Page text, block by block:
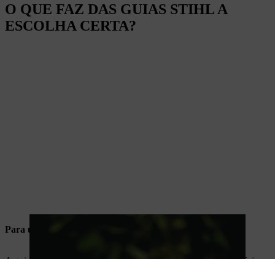
O QUE FAZ DAS GUIAS STIHL A
ESCOLHA CERTA?
Para utilizadores profissionais